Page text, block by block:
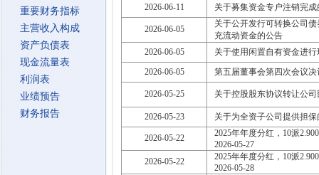
重要财务指标
主营收入构成
资产负债表
现金流量表
利润表
业绩预告
财务报告
2026-06-11
关于募集资金专户注销完成
2026-06-05
关于公开发行可转换公司
充流动资金的公告
2026-06-05
关于使用闲置自有资金进
2026-06-05
第五届董事会第四次会议决
2026-05-25 关于控股股东协议转让公
2026-05-23 关于为全资子公司提供担
2026-05-22
2025年年度分红，10派
2026-05-27
2026-05-22
2025年年度分红，10派
2026-05-28